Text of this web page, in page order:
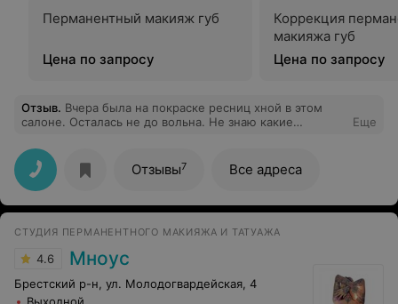
Перманентный макияж губ
Цена по запросу
Коррекция
макияжа губ
Цена по запросу
Отзыв. Вчера была на покраске ресниц хной в этом
салоне. Осталась не до вольна. Не знаю какие
жечь неимоверно. Пришлось тут же смыть. Жжение
на веках было потом целый день. И мне пришлось
заплатить за это полную стоимость.
Еще
Отзывы7 Все адреса
СТУДИЯ ПЕРМАНЕНТНОГО МАКИЯЖА И ТАТУАЖА
4.6 Мноус
Брестский р-н, ул. Молодогвардейская, 4